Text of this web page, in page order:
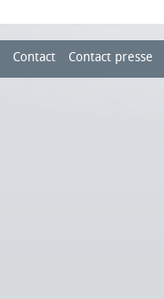
Contact Contact presse